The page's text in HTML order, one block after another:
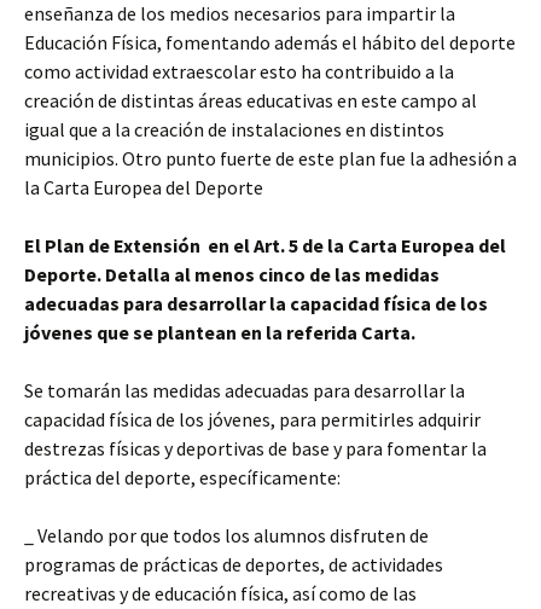
enseñanza de los medios necesarios para impartir la
Educación Física, fomentando además el hábito del deporte
como actividad extraescolar esto ha contribuido a la
creación de distintas áreas educativas en este campo al
igual que a la creación de instalaciones en distintos
municipios. Otro punto fuerte de este plan fue la adhesión a
la Carta Europea del Deporte
El Plan de Extensión en el Art. 5 de la Carta Europea del
Deporte. Detalla al menos cinco de las medidas
adecuadas para desarrollar la capacidad física de los
jóvenes que se plantean en la referida Carta.
Se tomarán las medidas adecuadas para desarrollar la
capacidad física de los jóvenes, para permitirles adquirir
destrezas físicas y deportivas de base y para fomentar la
práctica del deporte, específicamente:
_ Velando por que todos los alumnos disfruten de
programas de prácticas de deportes, de actividades
recreativas y de educación física, así como de las